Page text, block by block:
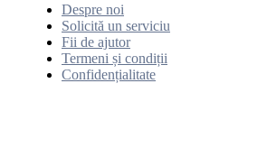
Despre noi
Solicită un serviciu
Fii de ajutor
Termeni și condiții
Confidențialitate